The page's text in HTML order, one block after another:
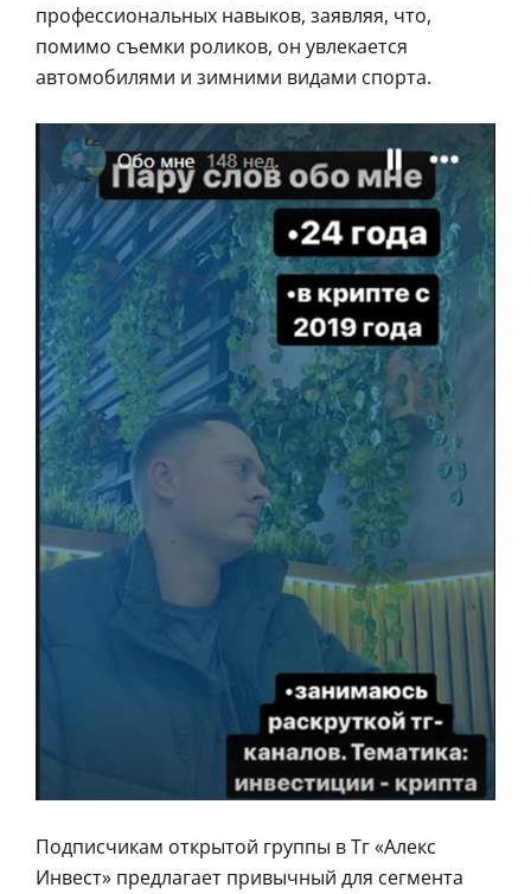
профессиональных навыков, заявляя, что,
помимо съемки роликов, он увлекается
автомобилями и зимними видами спорта.
Подписчикам открытой группы в Тг «Алекс
Инвест» предлагает привычный для сегмента